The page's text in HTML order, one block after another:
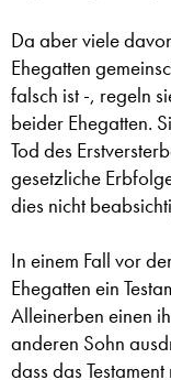
Da aber viele
Ehegatten
falsch ist -, regeln
beider Ehegatten.
Tod des
gesetzliche
dies nicht
In einem Fall vor
Ehegatten ein
Alleinerben einen
anderen Sohn
dass das